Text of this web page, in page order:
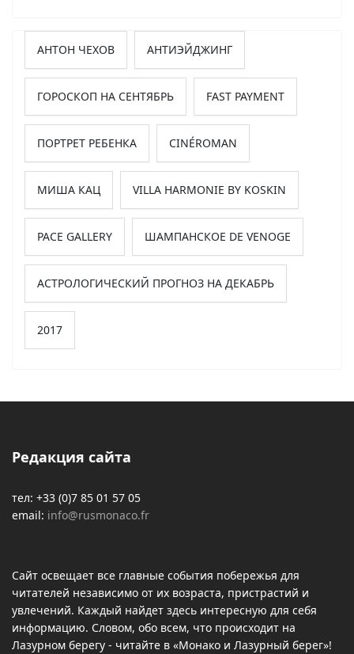
АНТОН ЧЕХОВ АНТИЭЙДЖИНГ
ГОРОСКОП НА СЕНТЯБРЬ FAST PAYMENT
ПОРТРЕТ РЕБЕНКА CINÉROMAN
МИША КАЦ VILLA HARMONIE BY KOSKIN
PACE GALLERY ШАМПАНСКОЕ DE VENOGE
АСТРОЛОГИЧЕСКИЙ ПРОГНОЗ НА ДЕКАБРЬ
2017
Редакция сайта
тел: +33 (0)7 85 01 57 05
email: info@rusmonaco.fr
Сайт освещает все главные события побережья для
читателей независимо от их возраста, пристрастий и
увлечений. Каждый найдет здесь интересную для себя
информацию. Словом, обо всем, что происходит на
Лазурном берегу - читайте в «Монако и Лазурный берег»!